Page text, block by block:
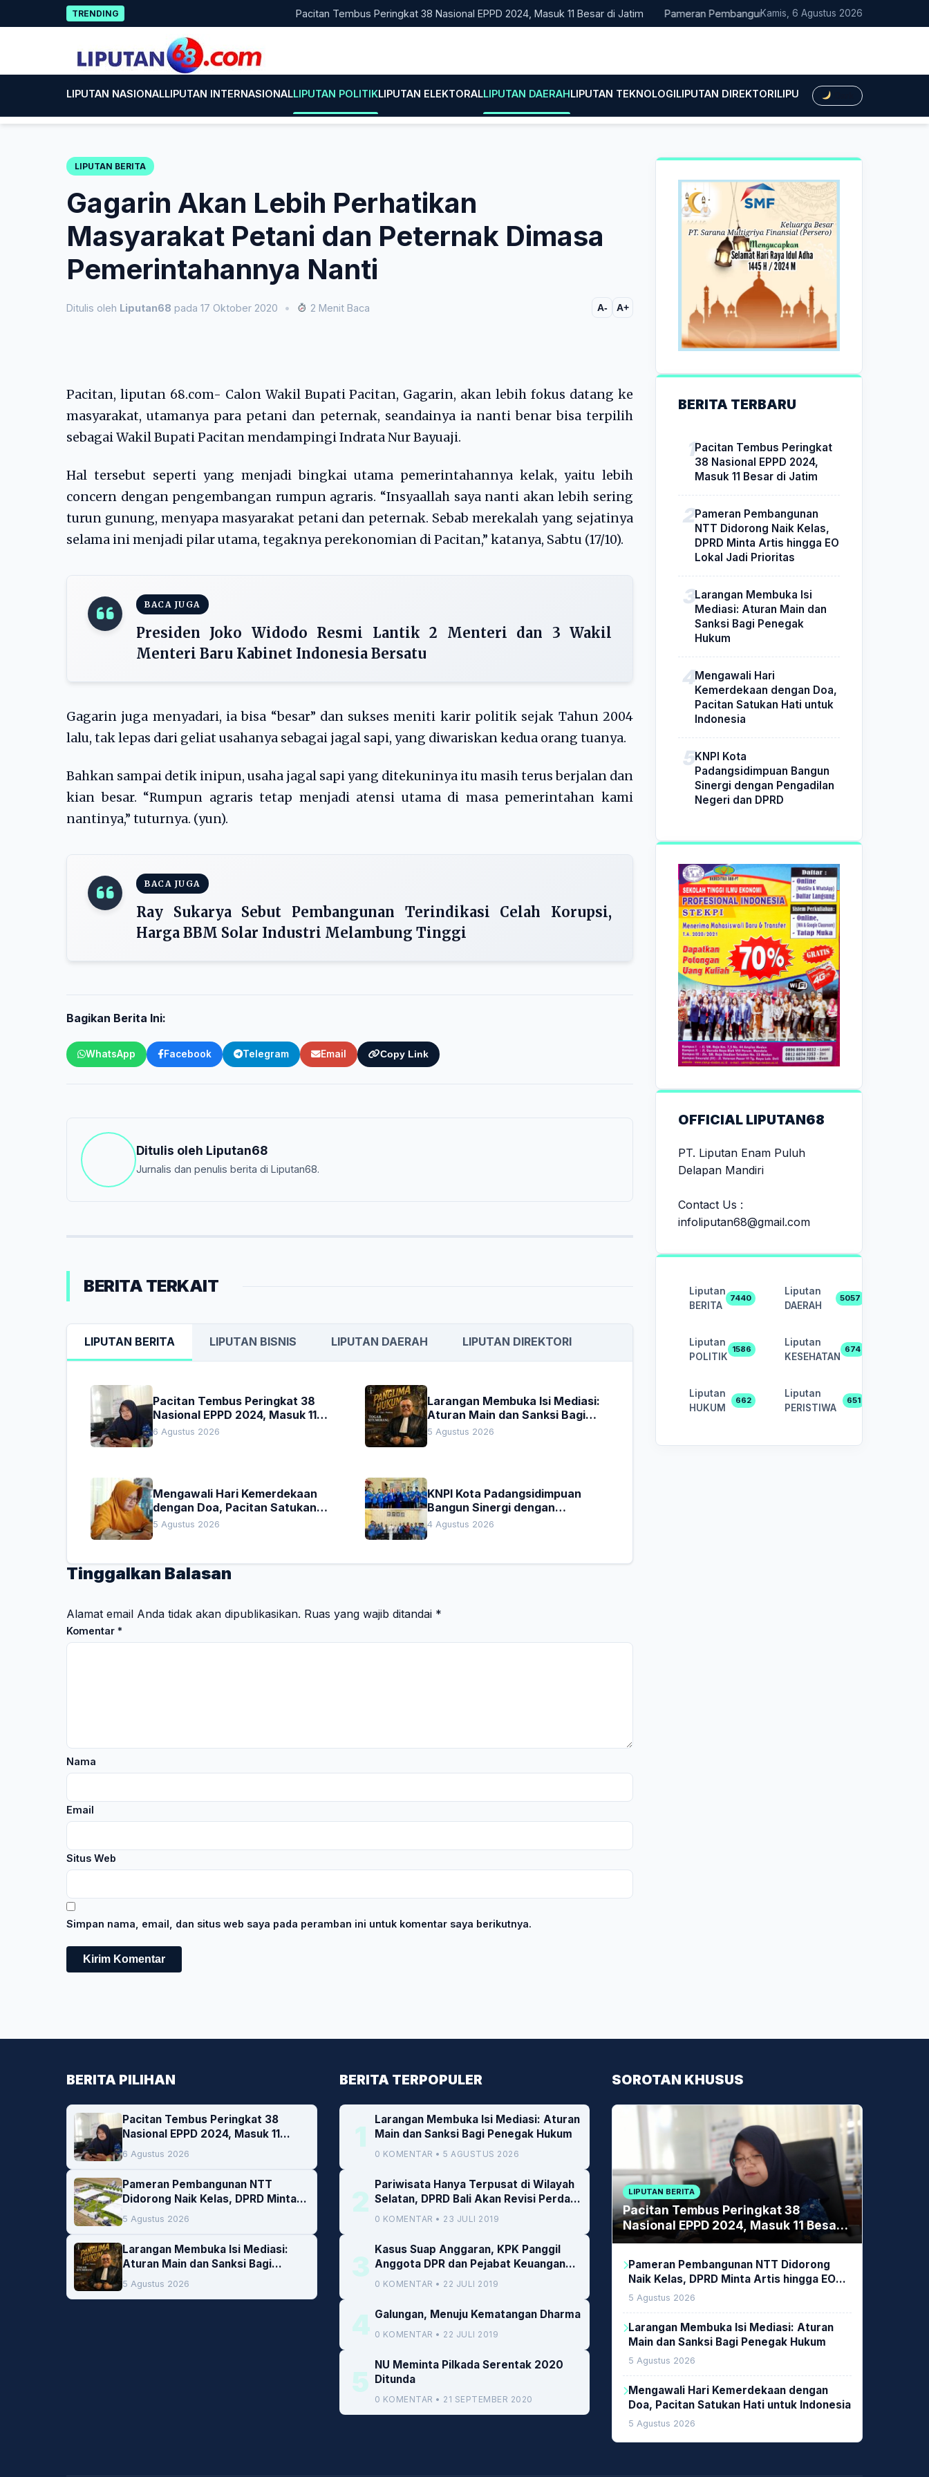
to
TRENDING Pacitan Tembus Peringkat 38 Nasional EPPD 2024, Masuk 11 Besar di Jatim Pameran Pembangunan NTT Didorong Naik Kelas, DPRD
Kamis, 6 Agustus 2026
LIPUTAN NASIONALLIPUTAN INTERNASIONALLIPUTAN POLITIKLIPUTAN ELEKTORALLIPUTAN DAERAHLIPUTAN TEKNOLOGILIPUTAN DIREKTORILIPUTAN HUKUMLIPUTAN
LIPUTAN BERITA
Gagarin Akan Lebih Perhatikan
Masyarakat Petani dan Peternak Dimasa
Pemerintahannya Nanti
Ditulis oleh Liputan68 pada 17 Oktober 2020 • 2 Menit Baca A- A+
Pacitan, liputan 68.com- Calon Wakil Bupati Pacitan, Gagarin, akan lebih fokus datang ke
masyarakat, utamanya para petani dan peternak, seandainya ia nanti benar bisa terpilih
sebagai Wakil Bupati Pacitan mendampingi Indrata Nur Bayuaji.
Hal tersebut seperti yang menjadi bingkai utama pemerintahannya kelak, yaitu lebih
concern dengan pengembangan rumpun agraris. “Insyaallah saya nanti akan lebih sering
turun gunung, menyapa masyarakat petani dan peternak. Sebab merekalah yang sejatinya
selama ini menjadi pilar utama, tegaknya perekonomian di Pacitan,” katanya, Sabtu (17/10).
BACA JUGA
Presiden Joko Widodo Resmi Lantik 2 Menteri dan 3 Wakil
Menteri Baru Kabinet Indonesia Bersatu
Gagarin juga menyadari, ia bisa “besar” dan sukses meniti karir politik sejak Tahun 2004
lalu, tak lepas dari geliat usahanya sebagai jagal sapi, yang diwariskan kedua orang tuanya.
Bahkan sampai detik inipun, usaha jagal sapi yang ditekuninya itu masih terus berjalan dan
kian besar. “Rumpun agraris tetap menjadi atensi utama di masa pemerintahan kami
nantinya,” tuturnya. (yun).
BACA JUGA
Ray Sukarya Sebut Pembangunan Terindikasi Celah Korupsi,
Harga BBM Solar Industri Melambung Tinggi
Bagikan Berita Ini:
WhatsApp Facebook Telegram Email Copy Link
Ditulis oleh Liputan68
Jurnalis dan penulis berita di Liputan68.
BERITA TERKAIT
LIPUTAN BERITA LIPUTAN BISNIS LIPUTAN DAERAH LIPUTAN DIREKTORI
Pacitan Tembus Peringkat 38
Nasional EPPD 2024, Masuk 11
Besar di Jatim
6 Agustus 2026
Larangan Membuka Isi Mediasi:
Aturan Main dan Sanksi Bagi
Penegak Hukum
5 Agustus 2026
Mengawali Hari Kemerdekaan
dengan Doa, Pacitan Satukan
Hati untuk Indonesia
5 Agustus 2026
KNPI Kota Padangsidimpuan
Bangun Sinergi dengan
Pengadilan Negeri dan DPRD
4 Agustus 2026
Tinggalkan Balasan
Alamat email Anda tidak akan dipublikasikan. Ruas yang wajib ditandai *
Komentar *
Nama
Email
Situs Web
Simpan nama, email, dan situs web saya pada peramban ini untuk komentar saya berikutnya.
BERITA TERBARU
Pacitan Tembus Peringkat
38 Nasional EPPD 2024,
Masuk 11 Besar di Jatim
Pameran Pembangunan
NTT Didorong Naik Kelas,
DPRD Minta Artis hingga EO
Lokal Jadi Prioritas
Larangan Membuka Isi
Mediasi: Aturan Main dan
Sanksi Bagi Penegak
Hukum
Mengawali Hari
Kemerdekaan dengan Doa,
Pacitan Satukan Hati untuk
Indonesia
KNPI Kota
Padangsidimpuan Bangun
Sinergi dengan Pengadilan
Negeri dan DPRD
OFFICIAL LIPUTAN68
PT. Liputan Enam Puluh
Delapan Mandiri
Contact Us :
infoliputan68@gmail.com
Liputan
BERITA
7440
Liputan
DAERAH
5057
Liputan
POLITIK
1586
Liputan
KESEHATAN
674
Liputan
HUKUM
662
Liputan
PERISTIWA
651
BERITA PILIHAN
Pacitan Tembus Peringkat 38
Nasional EPPD 2024, Masuk 11
Besar di Jatim
6 Agustus 2026
Pameran Pembangunan NTT
Didorong Naik Kelas, DPRD Minta
Artis hingga EO Lokal Jadi
Prioritas
5 Agustus 2026
Larangan Membuka Isi Mediasi:
Aturan Main dan Sanksi Bagi
Penegak Hukum
5 Agustus 2026
BERITA TERPOPULER
1
Larangan Membuka Isi Mediasi: Aturan
Main dan Sanksi Bagi Penegak Hukum
0 KOMENTAR • 5 AGUSTUS 2026
2
Pariwisata Hanya Terpusat di Wilayah
Selatan, DPRD Bali Akan Revisi Perda
RTRW
0 KOMENTAR • 23 JULI 2019
3
Kasus Suap Anggaran, KPK Panggil
Anggota DPR dan Pejabat Keuangan
Kemenkeu
0 KOMENTAR • 22 JULI 2019
4 Galungan, Menuju Kematangan Dharma
0 KOMENTAR • 22 JULI 2019
5
NU Meminta Pilkada Serentak 2020
Ditunda
0 KOMENTAR • 21 SEPTEMBER 2020
SOROTAN KHUSUS
LIPUTAN BERITA
Pacitan Tembus Peringkat 38
Nasional EPPD 2024, Masuk 11 Besar
di Jatim
Pameran Pembangunan NTT Didorong
Naik Kelas, DPRD Minta Artis hingga EO
Lokal Jadi Prioritas
5 Agustus 2026
Larangan Membuka Isi Mediasi: Aturan
Main dan Sanksi Bagi Penegak Hukum
5 Agustus 2026
Mengawali Hari Kemerdekaan dengan
Doa, Pacitan Satukan Hati untuk Indonesia
5 Agustus 2026